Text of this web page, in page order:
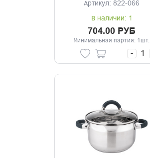
Артикул: 822-066
В наличии: 1
704.00 РУБ
Минимальная партия: 1шт.
-